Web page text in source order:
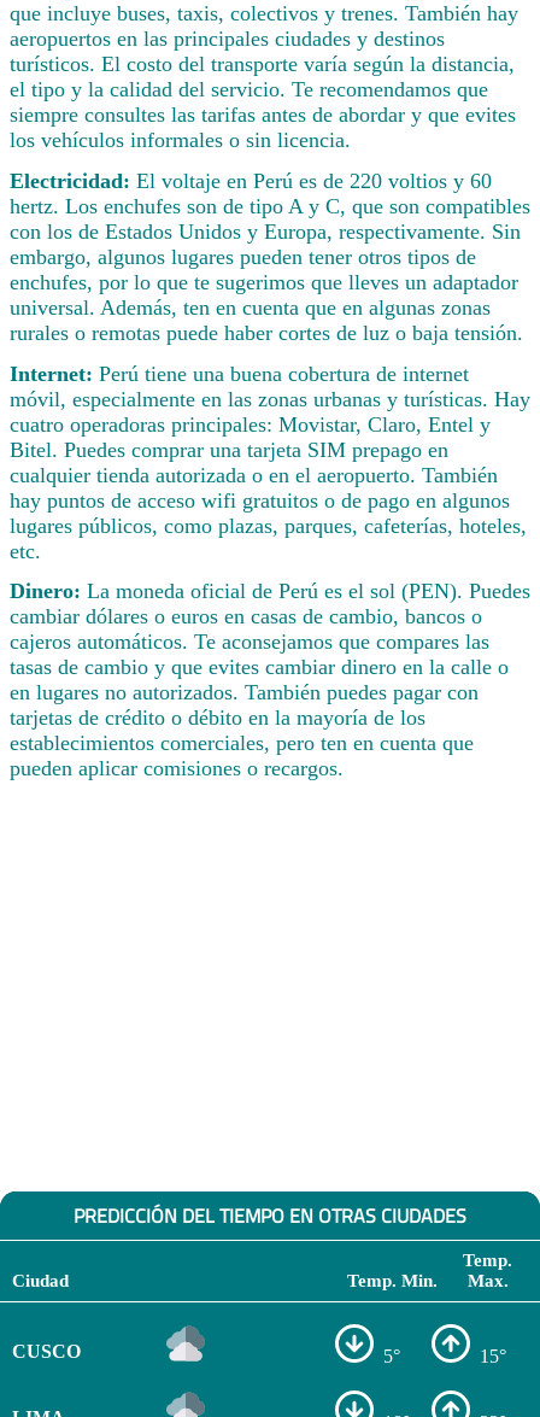
que incluye buses, taxis, colectivos y trenes. También hay
aeropuertos en las principales ciudades y destinos
turísticos. El costo del transporte varía según la distancia,
el tipo y la calidad del servicio. Te recomendamos que
siempre consultes las tarifas antes de abordar y que evites
los vehículos informales o sin licencia.
Electricidad: El voltaje en Perú es de 220 voltios y 60
hertz. Los enchufes son de tipo A y C, que son compatibles
con los de Estados Unidos y Europa, respectivamente. Sin
embargo, algunos lugares pueden tener otros tipos de
enchufes, por lo que te sugerimos que lleves un adaptador
universal. Además, ten en cuenta que en algunas zonas
rurales o remotas puede haber cortes de luz o baja tensión.
Internet: Perú tiene una buena cobertura de internet
móvil, especialmente en las zonas urbanas y turísticas. Hay
cuatro operadoras principales: Movistar, Claro, Entel y
Bitel. Puedes comprar una tarjeta SIM prepago en
cualquier tienda autorizada o en el aeropuerto. También
hay puntos de acceso wifi gratuitos o de pago en algunos
lugares públicos, como plazas, parques, cafeterías, hoteles,
etc.
Dinero: La moneda oficial de Perú es el sol (PEN). Puedes
cambiar dólares o euros en casas de cambio, bancos o
cajeros automáticos. Te aconsejamos que compares las
tasas de cambio y que evites cambiar dinero en la calle o
en lugares no autorizados. También puedes pagar con
tarjetas de crédito o débito en la mayoría de los
establecimientos comerciales, pero ten en cuenta que
pueden aplicar comisiones o recargos.
PREDICCIÓN DEL TIEMPO EN OTRAS CIUDADES
Ciudad Temp. Min.
Temp.
Max.
CUSCO 5° 15°